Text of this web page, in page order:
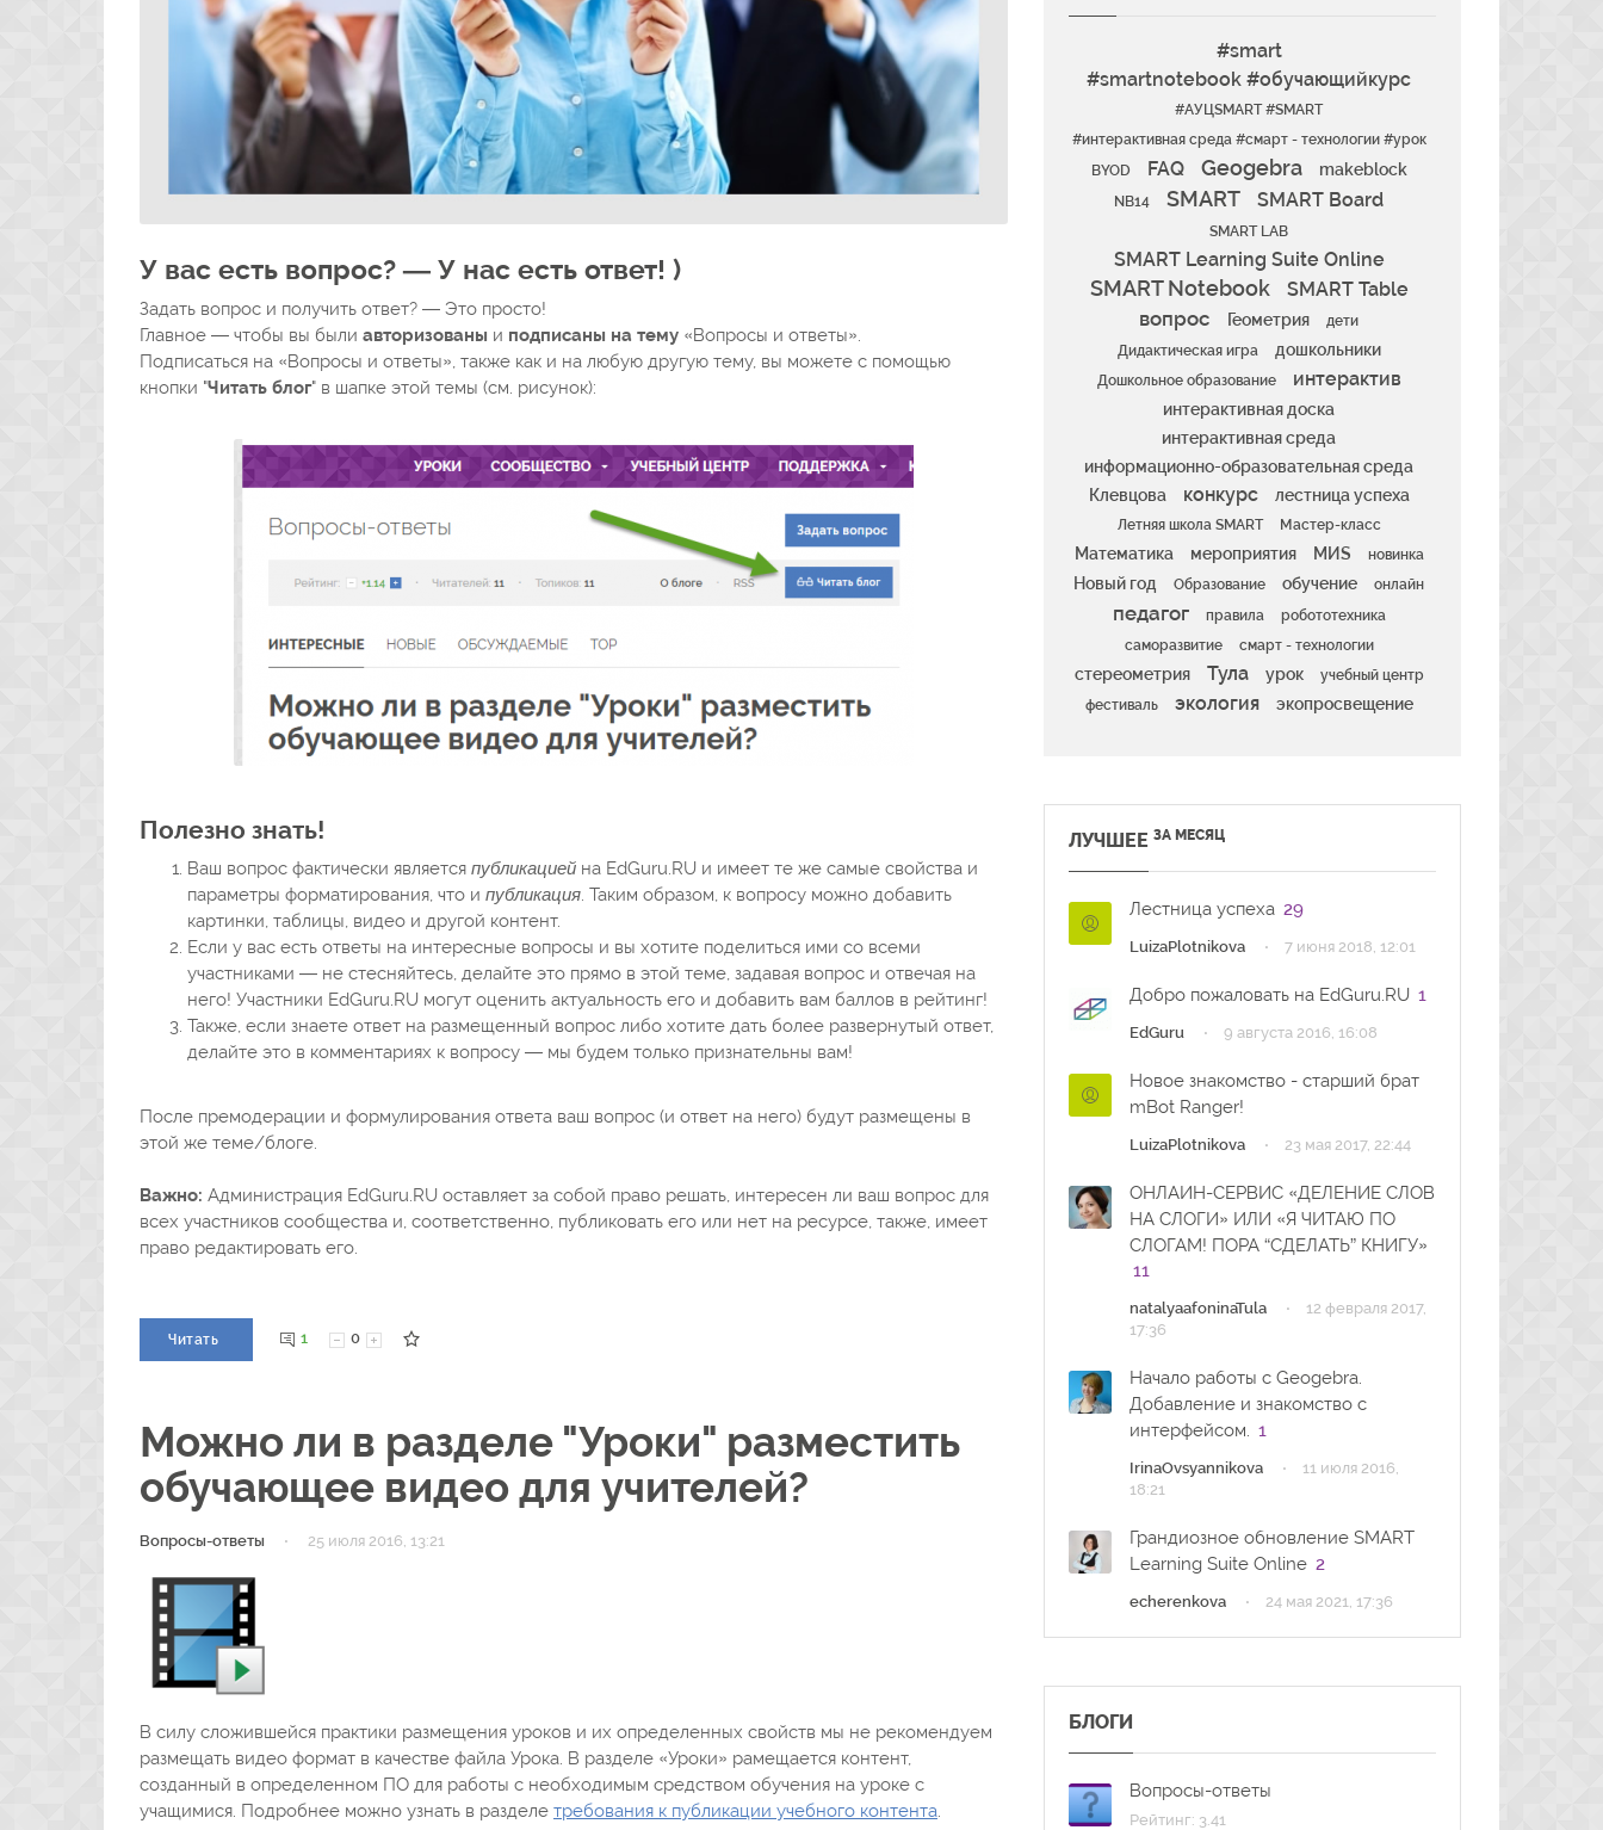
У вас есть вопрос? — У нас есть ответ! )
Задать вопрос и получить ответ? — Это просто!
Главное — чтобы вы были авторизованы и подписаны на тему «Вопросы и ответы».
Подписаться на «Вопросы и ответы», также как и на любую другую тему, вы можете с помощью
кнопки "Читать блог" в шапке этой темы (см. рисунок):
Полезно знать!
Ваш вопрос фактически является публикацией на EdGuru.RU и имеет те же самые свойства и
параметры форматирования, что и публикация. Таким образом, к вопросу можно добавить
картинки, таблицы, видео и другой контент.
Если у вас есть ответы на интересные вопросы и вы хотите поделиться ими со всеми
участниками — не стесняйтесь, делайте это прямо в этой теме, задавая вопрос и отвечая на
него! Участники EdGuru.RU могут оценить актуальность его и добавить вам баллов в рейтинг!
Также, если знаете ответ на размещенный вопрос либо хотите дать более развернутый ответ,
делайте это в комментариях к вопросу — мы будем только признательны вам!
После премодерации и формулирования ответа ваш вопрос (и ответ на него) будут размещены в
этой же теме/блоге.
Важно: Администрация EdGuru.RU оставляет за собой право решать, интересен ли ваш вопрос для
всех участников сообщества и, соответственно, публиковать его или нет на ресурсе, также, имеет
право редактировать его.
Читать 1 0
Можно ли в разделе "Уроки" разместить
обучающее видео для учителей?
Вопросы-ответы · 25 июля 2016, 13:21
В силу сложившейся практики размещения уроков и их определенных свойств мы не рекомендуем
размещать видео формат в качестве файла Урока. В разделе «Уроки» рамещается контент,
созданный в определенном ПО для работы с необходимым средством обучения на уроке с
учащимися. Подробнее можно узнать в разделе требования к публикации учебного контента.
#smart
#smartnotebook #обучающийкурс
#АУЦSMART #SMART
#интерактивная среда #смарт - технологии #урок
BYOD
FAQ Geogebra makeblock
NB14 SMART SMART Board
SMART LAB
SMART Learning Suite Online
SMART Notebook SMART Table
вопрос Геометрия
дети
Дидактическая игра
дошкольники
Дошкольное образование интерактив
интерактивная доска
интерактивная среда
информационно-образовательная среда
Клевцова
конкурс лестница успеха
Летняя школа SMART Мастер-класс
Математика мероприятия МИS новинка
Новый год Образование обучение онлайн
педагог правила
робототехника
саморазвитие
смарт - технологии
стереометрия Тула урок
учебный центр
фестиваль
экология экопросвещение
ЛУЧШЕЕ ЗА МЕСЯЦ
Лестница успеха 29
LuizaPlotnikova · 7 июня 2018, 12:01
Добро пожаловать на EdGuru.RU 1
EdGuru · 9 августа 2016, 16:08
Новое знакомство - старший брат
mBot Ranger!
LuizaPlotnikova · 23 мая 2017, 22:44
ОНЛАЙН-СЕРВИС «ДЕЛЕНИЕ СЛОВ
НА СЛОГИ» ИЛИ «Я ЧИТАЮ ПО
СЛОГАМ! ПОРА “СДЕЛАТЬ” КНИГУ»
11
natalyaafoninaTula ·
12 февраля 2017,
17:36
Начало работы с Geogebra.
Добавление и знакомство с
интерфейсом. 1
IrinaOvsyannikova ·
11 июля 2016,
18:21
Грандиозное обновление SMART
Learning Suite Online 2
echerenkova · 24 мая 2021, 17:36
БЛОГИ
Вопросы-ответы
Рейтинг: 3.41